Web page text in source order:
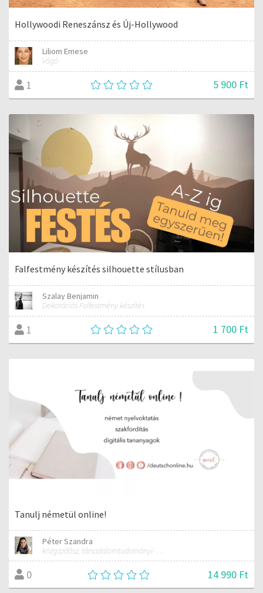
Hollywoodi Reneszánsz és Új-Hollywood
Liliom Emese
Vágó
1 5 900 Ft
Falfestmény készítés silhouette stílusban
Szalay Benjamin
Dekorációs Falfestmény készítés
1 1 700 Ft
Tanulj németül online!
Péter Szandra
0 14 990 Ft